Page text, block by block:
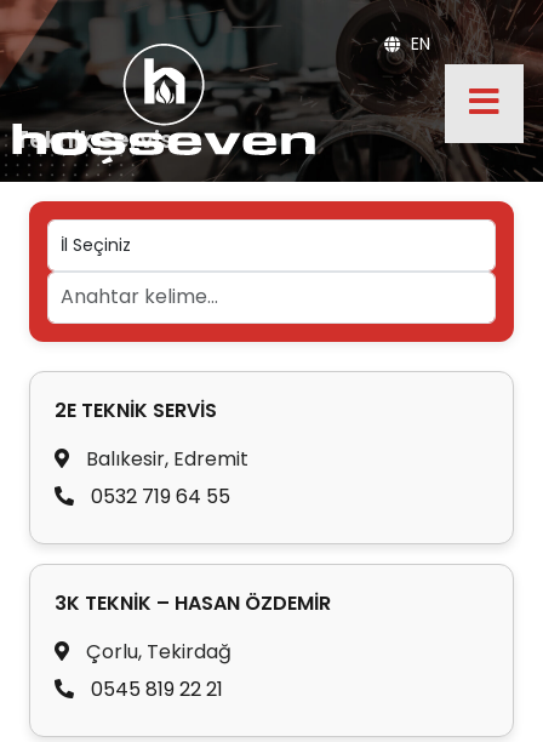
EN
Teknik Servis
2E TEKNİK SERVİS
Balıkesir, Edremit
0532 719 64 55
3K TEKNİK – HASAN ÖZDEMİR
Çorlu, Tekirdağ
0545 819 22 21